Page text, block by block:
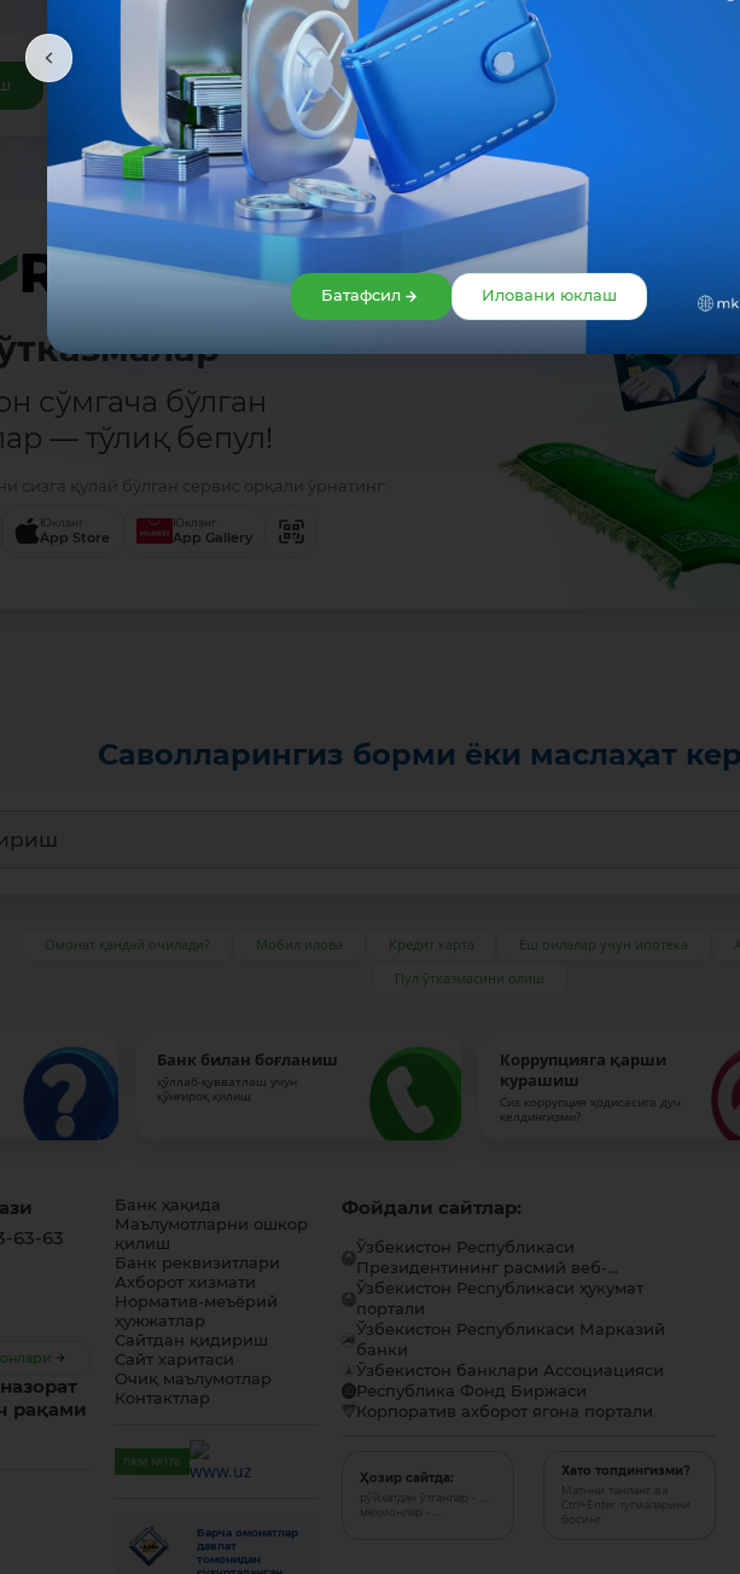
сўмгача бўлган
— тўлиқ бепул!
сизга қулай бўлган сервис орқали ўрнатинг:
Юкланг
App Store
Юкланг
App Gallery
Саволларингиз борми ёки маслаҳат
Омонат қандай очилади? Мобил илова Кредит карта Ёш оилалар учун ипотека
Пул ўтказмасини олиш
Банк билан боғланиш
қўллаб-қувватлаш учун
қўнғироқ қилиш
Коррупцияга қарши
курашиш
Сиз коррупция ҳодисасига дуч
келдингизми?
63-63
рақами
Банк ҳақида
Маълумотларни ошкор
қилиш
Банк реквизитлари
Ахборот хизмати
Норматив-меъёрий
ҳужжатлар
Сайтдан қидириш
Сайт харитаси
Очиқ маълумотлар
Контактлар
Барча омонатлар
давлат
томонидан
Фойдали сайтлар:
Ўзбекистон Республикаси
Президентининг расмий веб-...
Ўзбекистон Республикаси ҳукумат
портали
Ўзбекистон Республикаси Марказий
банки
Ўзбекистон банклари Ассоциацияси
Республика Фонд Биржаси
Корпоратив ахборот ягона портали
Ҳозир сайтда:
рўйхатдан ўтганлар - ...,
меҳмонлар - ...
Хато топдингизми?
Матнни танланг ва
Ctrl+Enter тугмаларини
босинг
Батафсил Иловани юклаш